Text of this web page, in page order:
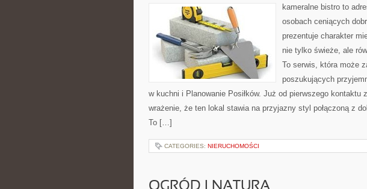
kameralne bistro to
osobach ceniących
prezentuje charakter
nie tylko świeże, ale
To serwis, która może
poszukujących
w kuchni i Planowanie Posiłków. Już od pierwszego kontaktu
wrażenie, że ten lokal stawia na przyjazny styl połączoną z
To […]
CATEGORIES: NIERUCHOMOŚCI